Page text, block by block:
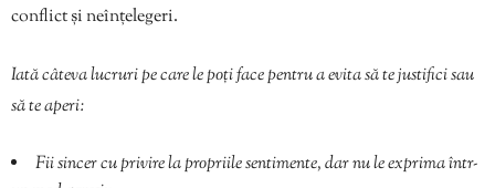
conflict și neînțelegeri.
Iată câteva lucruri pe care le poți face pentru a evita să te justifici sau
să te aperi:
Fii sincer cu privire la propriile sentimente, dar nu le exprima într-